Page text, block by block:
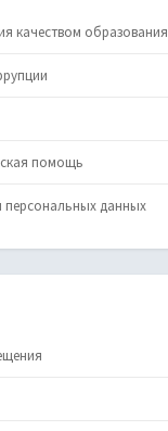
качеством образования
помощь
данных